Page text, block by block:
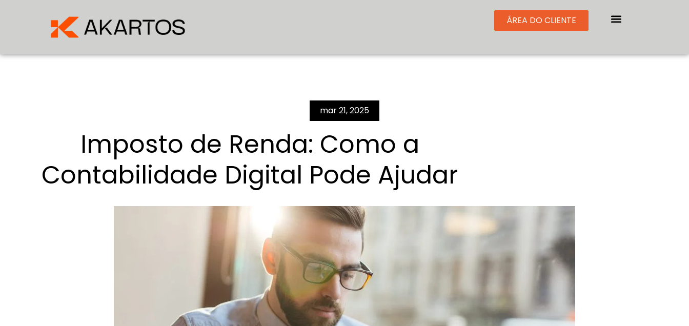
ÁREA DO CLIENTE
mar 21, 2025
Imposto de Renda: Como a
Contabilidade Digital Pode Ajudar